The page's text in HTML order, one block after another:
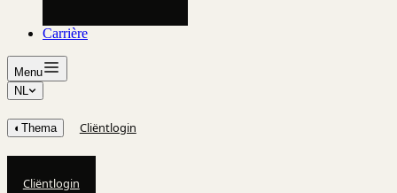
Carrière
Menu
NL
◐ Thema Cliëntlogin
Cliëntlogin